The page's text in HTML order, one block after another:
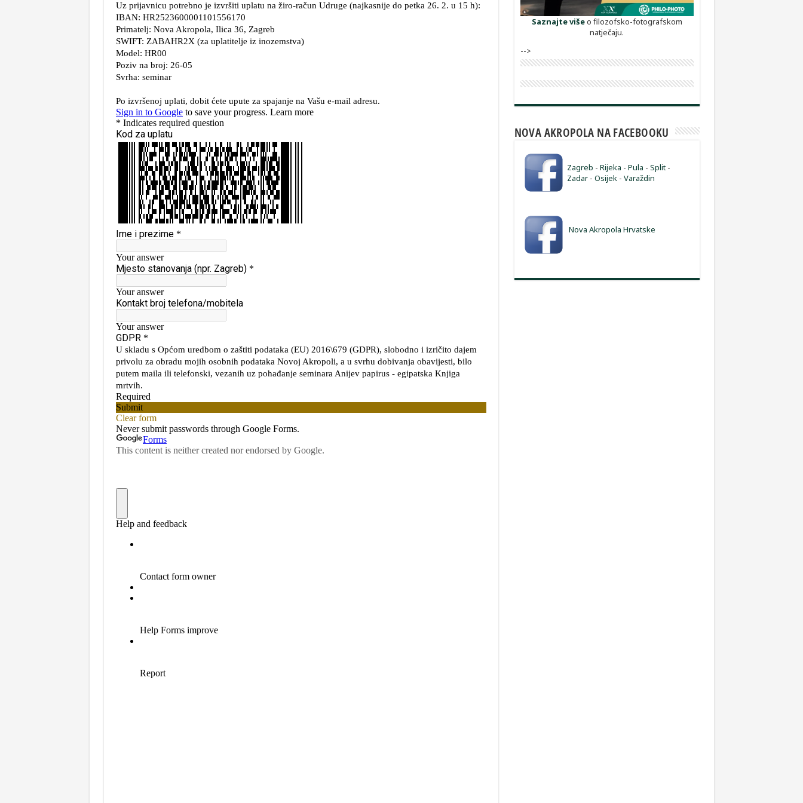
Saznajte višeo filozofsko-fotografskom
natječaju.
-->
NOVA AKROPOLA NA FACEBOOKU
Zagreb - Rijeka - Pula - Split-
Zadar- Osijek- Varaždin
Nova Akropola Hrvatske